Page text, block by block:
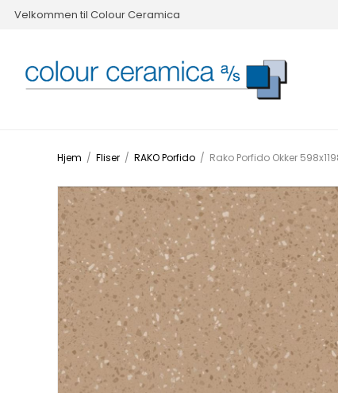
Velkommen til Colour Ceramica
Hjem / Fliser / RAKO Porfido / Rako Porfido Okker